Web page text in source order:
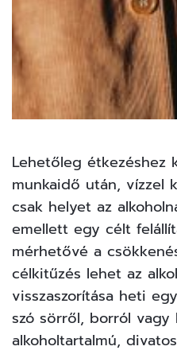
Lehetőleg étkezéshez
munkaidő után, vízzel
csak helyet az
emellett egy célt
mérhetővé a
célkitűzés lehet az
visszaszorítása heti
szó sörről, borról vagy
alkoholtartalmú,